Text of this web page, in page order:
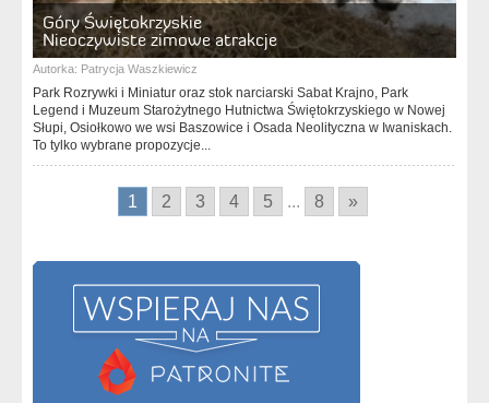
Góry Świętokrzyskie
Nieoczywiste zimowe atrakcje
Autorka: Patrycja Waszkiewicz
Park Rozrywki i Miniatur oraz stok narciarski Sabat Krajno, Park
Legend i Muzeum Starożytnego Hutnictwa Świętokrzyskiego w Nowej
Słupi, Osiołkowo we wsi Baszowice i Osada Neolityczna w Iwaniskach.
To tylko wybrane propozycje...
1 2 3 4 5 ... 8 »